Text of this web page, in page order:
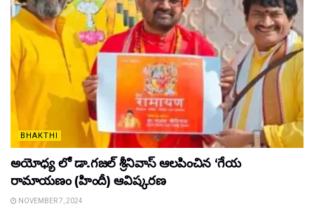
BHAKTHI
అయోధ్య లో డా.గజల్ శ్రీనివాస్ ఆలపించిన ‘గేయ
రామాయణం (హిందీ) ఆవిష్కరణ
NOVEMBER 7, 2024